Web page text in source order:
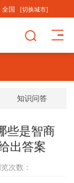
全国 [切换城市]
知识问答
些是智商
出答案
次数：